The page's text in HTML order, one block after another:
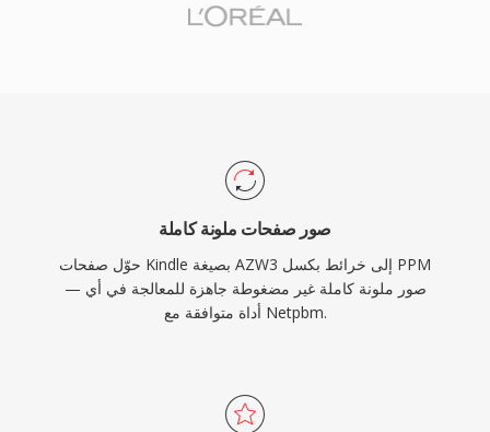
صور صفحات ملونة كاملة
حوّل صفحات Kindle بصيغة AZW3 إلى خرائط بكسل PPM
— صور ملونة كاملة غير مضغوطة جاهزة للمعالجة في أي
أداة متوافقة مع Netpbm.